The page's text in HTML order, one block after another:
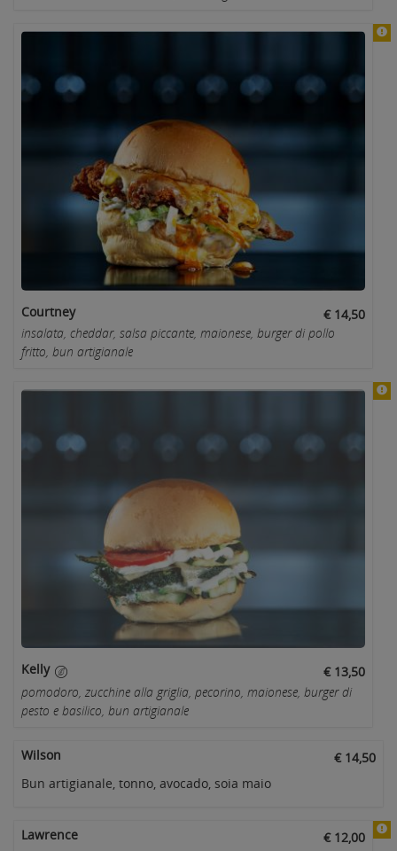
Courtney
€ 14,50
insalata, cheddar, salsa piccante, maionese, burger di pollo
fritto, bun artigianale
Kelly
€ 13,50
pomodoro, zucchine alla griglia, pecorino, maionese, burger di
pesto e basilico, bun artigianale
Wilson
€ 14,50
Bun artigianale, tonno, avocado, soia maio
Lawrence
€ 12,00